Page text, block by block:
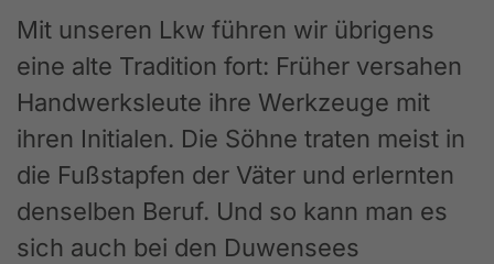
Mit unseren Lkw führen wir übrigens
eine alte Tradition fort: Früher versahen
Handwerksleute ihre Werkzeuge mit
ihren Initialen. Die Söhne traten meist in
die Fußstapfen der Väter und erlernten
denselben Beruf. Und so kann man es
sich auch bei den Duwensees